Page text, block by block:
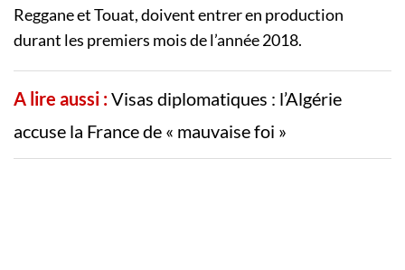
Reggane et Touat, doivent entrer en production
durant les premiers mois de l’année 2018.
A lire aussi :Visas diplomatiques : l’Algérie
accuse la France de « mauvaise foi »